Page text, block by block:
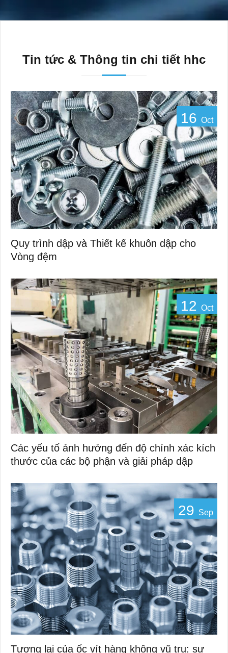
Tin tức & Thông tin chi tiết hhc
16 Oct
Quy trình dập và Thiết kế khuôn dập cho
Vòng đệm
12 Oct
Các yếu tố ảnh hưởng đến độ chính xác kích
thước của các bộ phận và giải pháp dập
29 Sep
Tương lai của ốc vít hàng không vũ trụ: sự